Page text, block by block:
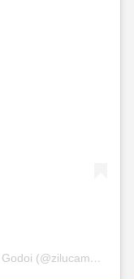
Uma publicação compartilhada por Zilu Godoi (@zilucamargooficial)